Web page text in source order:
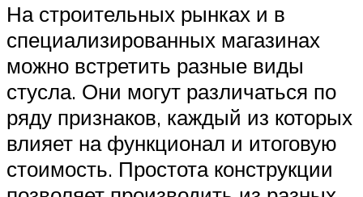
На строительных рынках и в
специализированных магазинах
можно встретить разные виды
стусла. Они могут различаться по
ряду признаков, каждый из которых
влияет на функционал и итоговую
стоимость. Простота конструкции